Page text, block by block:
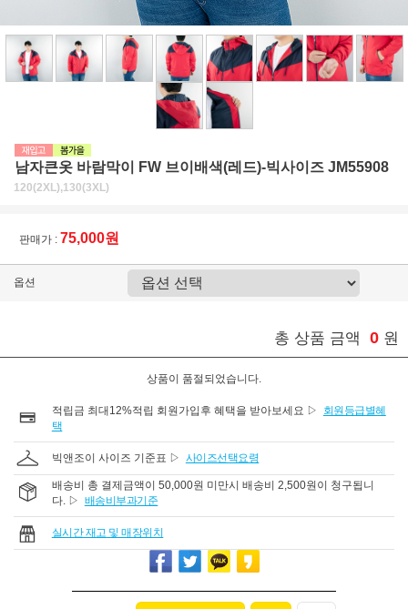
남자큰옷 바람막이 FW 브이배색(레드)-빅사이즈 JM55908
120(2XL),130(3XL)
판매가 : 75,000원
옵션
총 상품 금액 0 원
상품이 품절되었습니다.
적립금 최대12%적립 회원가입후 혜택을 받아보세요 ▷
회원등급별혜
택
빅앤조이 사이즈 기준표 ▷ 사이즈선택요령
배송비 총 결제금액이 50,000원 미만시 배송비 2,500원이 청구됩니
다. ▷ 배송비부과기준
실시간 재고 및 매장위치